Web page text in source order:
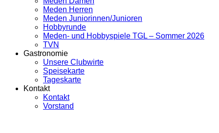
Meden Herren
Meden Juniorinnen/Junioren
Hobbyrunde
Meden- und Hobbyspiele TGL – Sommer 2026
TVN
Gastronomie
Unsere Clubwirte
Speisekarte
Tageskarte
Kontakt
Kontakt
Vorstand